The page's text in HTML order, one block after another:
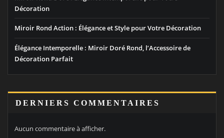
Décoration
Miroir Rond Action : Élégance et Style pour Votre Décoration
Élégance Intemporelle : Miroir Doré Rond, l’Accessoire de
Décoration Parfait
DERNIERS COMMENTAIRES
Aucun commentaire à afficher.